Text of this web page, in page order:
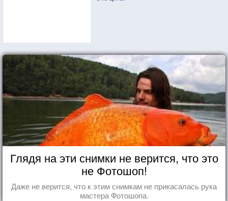
Глядя на эти снимки не верится, что это
не Фотошоп!
Даже не верится, что к этим снимкам не прикасалась рука
мастера Фотошопа.